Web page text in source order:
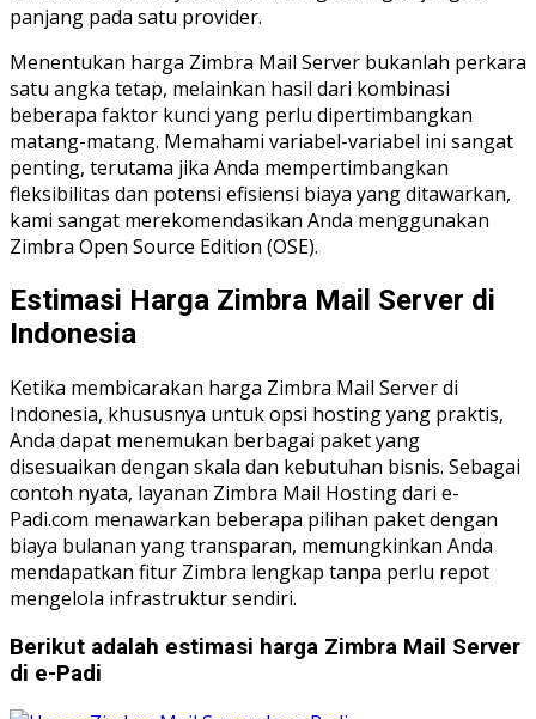
panjang pada satu provider.
Menentukan harga Zimbra Mail Server bukanlah perkara
satu angka tetap, melainkan hasil dari kombinasi
beberapa faktor kunci yang perlu dipertimbangkan
matang-matang. Memahami variabel-variabel ini sangat
penting, terutama jika Anda mempertimbangkan
fleksibilitas dan potensi efisiensi biaya yang ditawarkan,
kami sangat merekomendasikan Anda menggunakan
Zimbra Open Source Edition (OSE).
Estimasi Harga Zimbra Mail Server di
Indonesia
Ketika membicarakan harga Zimbra Mail Server di
Indonesia, khususnya untuk opsi hosting yang praktis,
Anda dapat menemukan berbagai paket yang
disesuaikan dengan skala dan kebutuhan bisnis. Sebagai
contoh nyata, layanan Zimbra Mail Hosting dari e-
Padi.com menawarkan beberapa pilihan paket dengan
biaya bulanan yang transparan, memungkinkan Anda
mendapatkan fitur Zimbra lengkap tanpa perlu repot
mengelola infrastruktur sendiri.
Berikut adalah estimasi harga Zimbra Mail Server
di e-Padi